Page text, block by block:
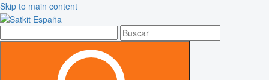
Skip to main content